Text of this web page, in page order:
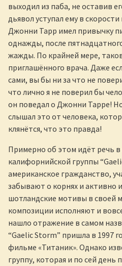
выходил из паба, не оставив
дьявол уступал ему в
Джонни Тарр имел привычку
однажды, после
жажды. По крайней мере,
приглашённого врача. Даже
сами, вы бы ни за что не
что лично я не поверил бы
он поведал о Джонни Тарре!
слышал это от человека,
клянётся, что это правда!
Примерно об этом идёт речь в
калифорнийской группы
американское гражданство,
забывают о корнях и активно
шотландские мотивы в своей
композиции исполняют и
нашло отражение в самом
“Gaelic Storm” пришла в 1997
фильме «Титаник». Однако
группу, которая и по сей